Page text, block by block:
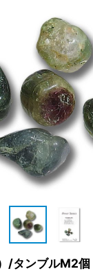
/タンブルM2個